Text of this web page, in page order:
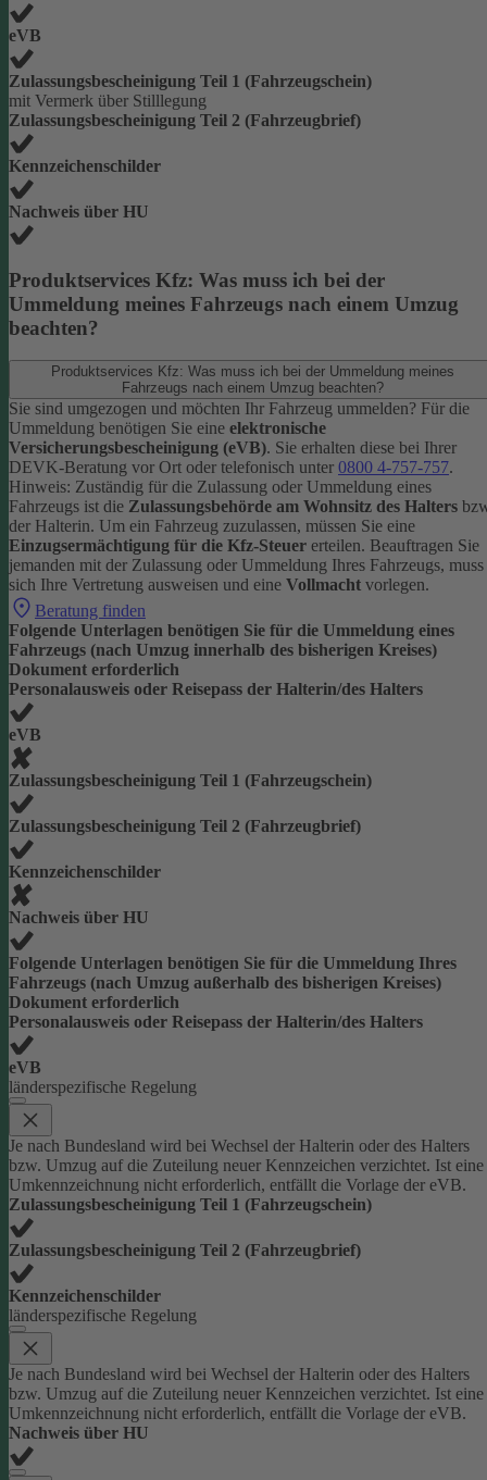
eVB
Zulassungsbescheinigung Teil 1 (Fahrzeugschein)
mit Vermerk über Stilllegung
Zulassungsbescheinigung Teil 2 (Fahrzeugbrief)
Kennzeichenschilder
Nachweis über HU
Produktservices Kfz: Was muss ich bei der
Ummeldung meines Fahrzeugs nach einem Umzug
beachten?
Produktservices Kfz: Was muss ich bei der Ummeldung meines
Fahrzeugs nach einem Umzug beachten?
Sie sind umgezogen und möchten Ihr Fahrzeug ummelden? Für die
Ummeldung benötigen Sie eine elektronische
Versicherungsbescheinigung (eVB). Sie erhalten diese bei Ihrer
DEVK-Beratung vor Ort oder telefonisch unter 0800 4-757-757.
Hinweis: Zuständig für die Zulassung oder Ummeldung eines
Fahrzeugs ist die Zulassungsbehörde am Wohnsitz des Halters
der Halterin. Um ein Fahrzeug zuzulassen, müssen Sie eine
Einzugsermächtigung für die Kfz-Steuer erteilen. Beauftragen Sie
jemanden mit der Zulassung oder Ummeldung Ihres Fahrzeugs, muss
sich Ihre Vertretung ausweisen und eine Vollmacht vorlegen.
Beratung finden
Folgende Unterlagen benötigen Sie für die Ummeldung eines
Fahrzeugs (nach Umzug innerhalb des bisherigen Kreises)
Dokument erforderlich
Personalausweis oder Reisepass der Halterin/des Halters
eVB
Zulassungsbescheinigung Teil 1 (Fahrzeugschein)
Zulassungsbescheinigung Teil 2 (Fahrzeugbrief)
Kennzeichenschilder
Nachweis über HU
Folgende Unterlagen benötigen Sie für die Ummeldung Ihres
Fahrzeugs (nach Umzug außerhalb des bisherigen Kreises)
Dokument erforderlich
Personalausweis oder Reisepass der Halterin/des Halters
eVB
länderspezifische Regelung
Je nach Bundesland wird bei Wechsel der Halterin oder des Halters
bzw. Umzug auf die Zuteilung neuer Kennzeichen verzichtet. Ist eine
Umkennzeichnung nicht erforderlich, entfällt die Vorlage der eVB.
Zulassungsbescheinigung Teil 1 (Fahrzeugschein)
Zulassungsbescheinigung Teil 2 (Fahrzeugbrief)
Kennzeichenschilder
länderspezifische Regelung
Je nach Bundesland wird bei Wechsel der Halterin oder des Halters
bzw. Umzug auf die Zuteilung neuer Kennzeichen verzichtet. Ist eine
Umkennzeichnung nicht erforderlich, entfällt die Vorlage der eVB.
Nachweis über HU